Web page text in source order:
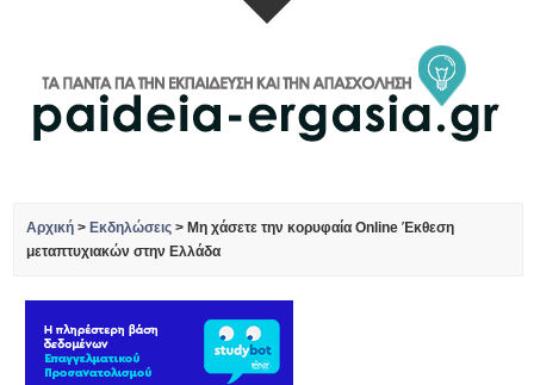
Αρχική > Εκδηλώσεις > Μη χάσετε την κορυφαία Online Έκθεση
μεταπτυχιακών στην Ελλάδα